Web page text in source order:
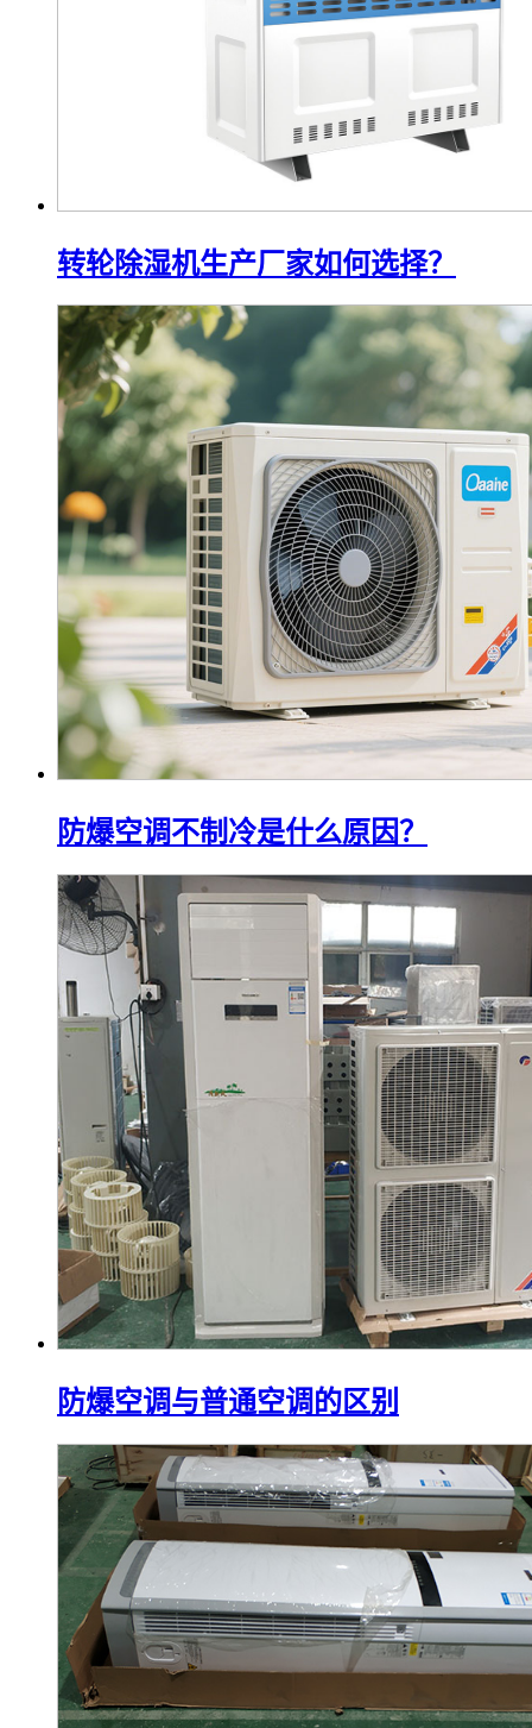
转轮除湿机生产厂家如何选择？
防爆空调不制冷是什么原因？
防爆空调与普通空调的区别